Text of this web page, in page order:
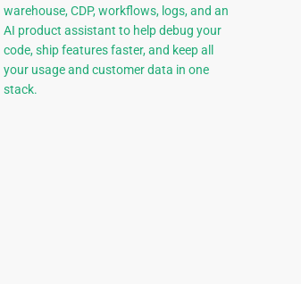
warehouse, CDP, workflows, logs, and an
AI product assistant to help debug your
code, ship features faster, and keep all
your usage and customer data in one
stack.